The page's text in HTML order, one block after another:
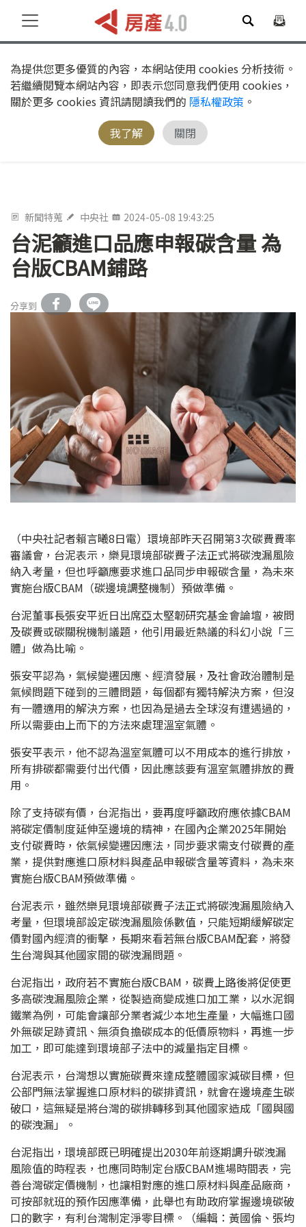
為提供您更多優質的內容，本網站使用 cookies 分析技術。
若繼續閱覽本網站內容，即表示您同意我們使用 cookies，
關於更多 cookies 資訊請閱讀我們的 隱私權政策 。
我了解
關閉
新聞特蒐 中央社 2024-05-08 19:43:25
台泥籲進口品應申報碳含量 為
台版CBAM鋪路
分享到
（中央社記者賴言曦8日電）環境部昨天召開第3次碳費費率
審議會，台泥表示，樂見環境部碳費子法正式將碳洩漏風險
納入考量，但也呼籲應要求進口品同步申報碳含量，為未來
實施台版CBAM（碳邊境調整機制）預做準備。
台泥董事長張安平近日出席亞太堅韌研究基金會論壇，被問
及碳費或碳關稅機制議題，他引用最近熱議的科幻小說「三
體」做為比喻。
張安平認為，氣候變遷因應、經濟發展，及社會政治體制是
氣候問題下碰到的三體問題，每個都有獨特解決方案，但沒
有一體適用的解決方案，也因為是過去全球沒有遭遇過的，
所以需要由上而下的方法來處理溫室氣體。
張安平表示，他不認為溫室氣體可以不用成本的進行排放，
所有排碳都需要付出代價，因此應該要有溫室氣體排放的費
用。
除了支持碳有價，台泥指出，要再度呼籲政府應依據CBAM
將碳定價制度延伸至邊境的精神，在國內企業2025年開始
支付碳費時，依氣候變遷因應法，同步要求需支付碳費的產
業，提供對應進口原材料與產品申報碳含量等資料，為未來
實施台版CBAM預做準備。
台泥表示，雖然樂見環境部碳費子法正式將碳洩漏風險納入
考量，但環境部設定碳洩漏風險係數值，只能短期緩解碳定
價對國內經濟的衝擊，長期來看若無台版CBAM配套，將發
生台灣與其他國家間的碳洩漏問題。
台泥指出，政府若不實施台版CBAM，碳費上路後將促使更
多高碳洩漏風險企業，從製造商變成進口加工業，以水泥鋼
鐵業為例，可能會讓部分業者減少本地生產量，大幅進口國
外無碳足跡資訊、無須負擔碳成本的低價原物料，再進一步
加工，即可能達到環境部子法中的減量指定目標。
台泥表示，台灣想以實施碳費來達成整體國家減碳目標，但
公部門無法掌握進口原材料的碳排資訊，就會在邊境產生碳
破口，這無疑是將台灣的碳排轉移到其他國家造成「國與國
的碳洩漏」。
台泥指出，環境部既已明確提出2030年前逐期調升碳洩漏
風險值的時程表，也應同時制定台版CBAM進場時間表，完
善台灣碳定價機制，也讓相對應的進口原材料與產品廠商，
可按部就班的預作因應準備，此舉也有助政府掌握邊境碳破
口的數字，有利台灣制定淨零目標。（編輯：黃國倫、張均